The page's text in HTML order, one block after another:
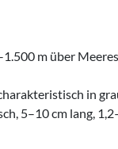
m über
in
5–10 cm lang,